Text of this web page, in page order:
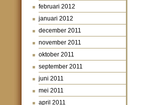
februari 2012
januari 2012
december 2011
november 2011
oktober 2011
september 2011
juni 2011
mei 2011
april 2011